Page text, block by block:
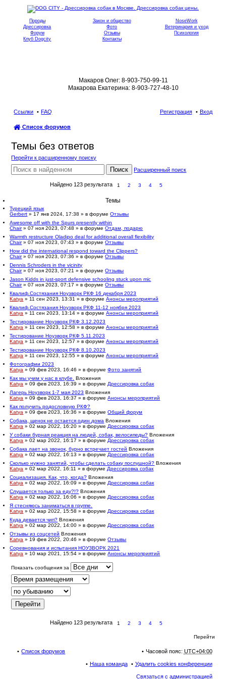
Породы Закон и общество
NoseWork
Дрессировка
Фото
Ветеринария и уход
Форум
Отзывы
Психология
Клуб Dogcity
Контакты
Макаров Олег: 8-903-750-99-11
Макарова Екатерина: 8-903-727-48-10
Ссылки FAQ Вход
Регистрация
Список форумов
Темы без ответов
Перейти к расширенному поиску
Поиск Расширенный поиск
Найдено 123 результата 1 2 3 4 5
Темы
Турецкий язык
Gerbert » 17 янв 2024, 17:38 » в форумеОтзывы
Awesome off with the Spurs presently within
Chair» 07 ноя 2023, 07:48 » в форумеОтдам, подарю
Warmth restructure Oladipo deal for additional overall flexibility
Chair» 07 ноя 2023, 07:43 » в форумеОтзывы
How did the international respond toward the Clippers?
Chair» 07 ноя 2023, 07:36 » в форумеОтзывы
Dennis Schroders in the vicinity
Chair» 07 ноя 2023, 07:21 » в форумеОтзывы
Jason Kidds in just-sport defensive schooling stuck upon mic
Chair» 07 ноя 2023, 07:17 » в форумеОтзывы
Квалиф.Состязания Ноузворк РКФ 16 декабря 2023
Katya » 11 сен 2023, 13:31 » в форумеАнонсы мероприятий
Квалиф.Состязания Ноузворк РКФ 11-12 ноября 2023
Katya » 11 сен 2023, 13:14 » в форумеАнонсы мероприятий
Тестирование Ноузворк РКФ 3.12.2023
Katya » 11 сен 2023, 12:58 » в форумеАнонсы мероприятий
Тестирование Ноузворк РКФ 5.11.2023
Katya » 11 сен 2023, 12:57 » в форумеАнонсы мероприятий
Тестирование Ноузворк РКФ 8.10.2023
Katya » 11 сен 2023, 12:55 » в форумеАнонсы мероприятий
Фотографии 2023
Katya » 09 фев 2023, 16:46 » в форумеФото занятий
Как мы учим у нас в клубе.
Вложения
Katya » 09 фев 2023, 16:39 » в форуме Дрессировка собак
Лагерь Ноузворк 1-7 мая 2023 Вложения
Katya » 09 фев 2023, 16:37 » в форумеАнонсы мероприятий
Как получить родословную РКФ?
Katya » 09 фев 2023, 16:36 » в форумеОбщий форум
Собака, щенок не остается один дома Вложения
Katya » 02 мар 2022, 16:20 » в форуме Дрессировка собак
У собаки бурная реакция на людей, собак, велосипеды? Вложения
Katya » 02 мар 2022, 16:17 » в форуме Дрессировка собак
Собака лает на звонок, бурно встречает гостей Вложения
Katya » 02 мар 2022, 16:13 » в форуме Дрессировка собак
Сколько нужно занятий, чтобы сделать собаку послушной? Вложения
Katya » 02 мар 2022, 16:11 » в форуме Дрессировка собак
Социализация. Как, что, когда? Вложения
Katya » 02 мар 2022, 16:09 » в форуме Дрессировка собак
Слушается только за еду?!? Вложения
Katya » 02 мар 2022, 16:06 » в форуме Дрессировка собак
Я стесняюсь заниматься в группе.
Katya » 02 мар 2022, 15:58 » в форуме Дрессировка собак
Куда девается чип? Вложения
Katya » 02 мар 2022, 14:00 » в форуме Дрессировка собак
Отзывы из соцсетей Вложения
Katya » 19 фев 2022, 20:46 » в форумеОтзывы
Соревнования и испытания НОУЗВОРК 2021
Katya » 10 мар 2021, 15:54 » в форумеАнонсы мероприятий
Показать сообщения за
Найдено 123 результата 1 2 3 4 5
Перейти
Список форумов Часовой пояс: UTC+04:00
Удалить cookies конференции
Наша команда
Связаться с администрацией